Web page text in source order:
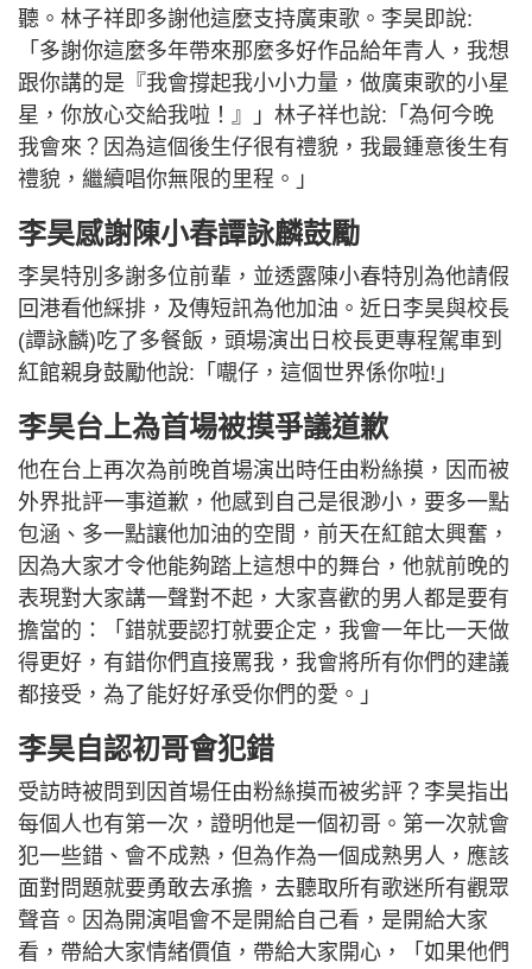
聽。林子祥即多謝他這麼支持廣東歌。李昊即說:
「多謝你這麼多年帶來那麼多好作品給年青人，我想
跟你講的是『我會撐起我小小力量，做廣東歌的小星
星，你放心交給我啦！』」林子祥也說:「為何今晚
我會來？因為這個後生仔很有禮貌，我最鍾意後生有
禮貌，繼續唱你無限的里程。」
李昊感謝陳小春譚詠麟鼓勵
李昊特別多謝多位前輩，並透露陳小春特別為他請假
回港看他綵排，及傳短訊為他加油。近日李昊與校長
(譚詠麟)吃了多餐飯，頭場演出日校長更專程駕車到
紅館親身鼓勵他說:「𡃁仔，這個世界係你啦!」
李昊台上為首場被摸爭議道歉
他在台上再次為前晚首場演出時任由粉絲摸，因而被
外界批評一事道歉，他感到自己是很渺小，要多一點
包涵、多一點讓他加油的空間，前天在紅館太興奮，
因為大家才令他能夠踏上這想中的舞台，他就前晚的
表現對大家講一聲對不起，大家喜歡的男人都是要有
擔當的：「錯就要認打就要企定，我會一年比一天做
得更好，有錯你們直接罵我，我會將所有你們的建議
都接受，為了能好好承受你們的愛。」
李昊自認初哥會犯錯
受訪時被問到因首場任由粉絲摸而被劣評？李昊指出
每個人也有第一次，證明他是一個初哥。第一次就會
犯一些錯、會不成熟，但為作為一個成熟男人，應該
面對問題就要勇敢去承擔，去聽取所有歌迷所有觀眾
聲音。因為開演唱會不是開給自己看，是開給大家
看，帶給大家情緒價值，帶給大家開心，「如果他們